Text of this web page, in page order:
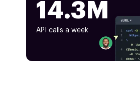
14.3M
API calls a week